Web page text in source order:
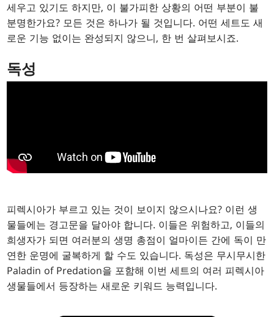
세우고 있기도 하지만, 이 불가피한 상황의 어떤 부분이 불
분명한가요? 모든 것은 하나가 될 것입니다. 어떤 세트도 새
로운 기능 없이는 완성되지 않으니, 한 번 살펴보시죠.
독성
피렉시아가 부르고 있는 것이 보이지 않으시나요? 이런 생
물들에는 경고문을 달아야 합니다. 이들은 위험하고, 이들의
희생자가 되면 여러분의 생명 총점이 얼마이든 간에 독이 만
연한 운명에 굴복하게 할 수도 있습니다. 독성은 무시무시한
Paladin of Predation을 포함해 이번 세트의 여러 피렉시아
생물들에서 등장하는 새로운 키워드 능력입니다.